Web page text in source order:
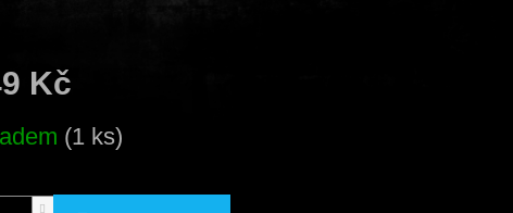
Kč
(1 ks)